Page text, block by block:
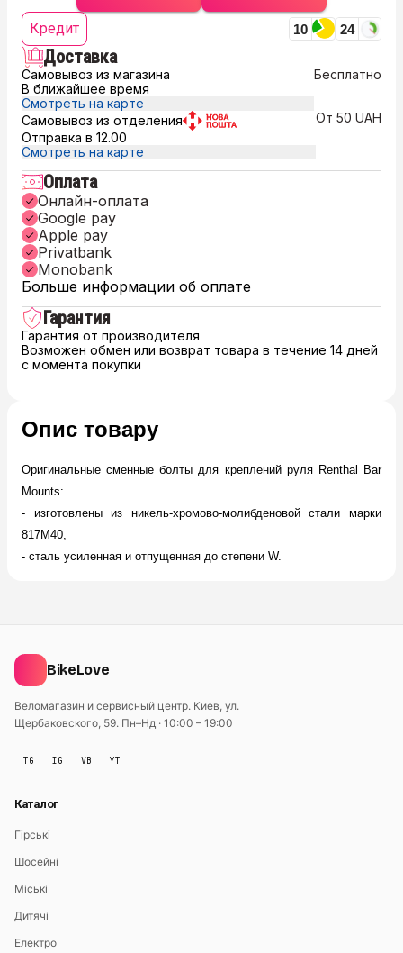
Кредит 10 24
Доставка
Самовывоз из магазина
В ближайшее время
Смотреть на карте
Бесплатно
Самовывоз из отделения
Отправка в 12.00
Смотреть на карте
От 50 UAH
Оплата
Онлайн-оплата
Google pay
Apple pay
Privatbank
Monobank
Больше информации об оплате
Гарантия
Гарантия от производителя
Возможен обмен или возврат товара в течение 14 дней
с момента покупки
Опис товару
Оригинальные сменные болты для креплений руля Renthal Bar
Mounts:
- изготовлены из никель-хромово-молибденовой стали марки
817M40,
- сталь усиленная и отпущенная до степени W.
BikeLove
Веломагазин и сервисный центр. Киев, ул.
Щербаковского, 59. Пн–Нд · 10:00 – 19:00
TG IG VB YT
Каталог
Гірські
Шосейні
Міські
Дитячі
Електро